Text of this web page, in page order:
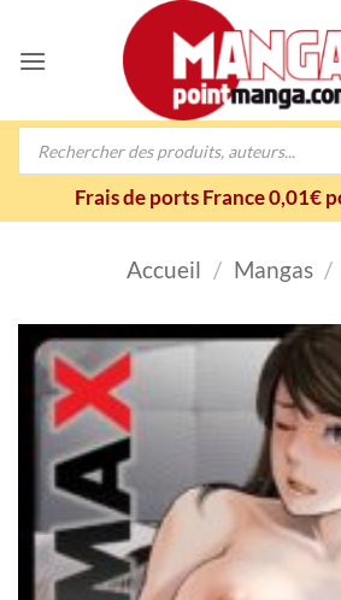
contenu
Recherche
Frais de ports France 0,01€
Accueil / Mangas /